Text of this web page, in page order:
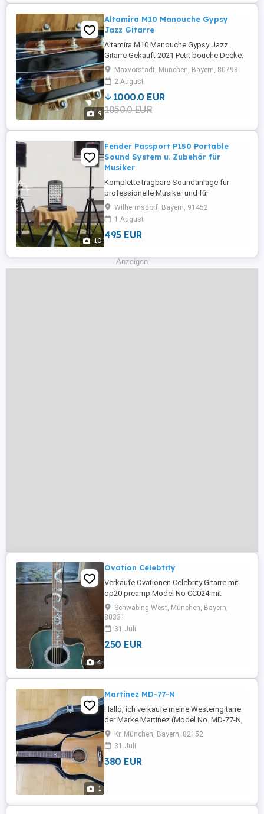
9
Altamira M10 Manouche Gypsy
Jazz Gitarre
Altamira M10 Manouche Gypsy Jazz
Gitarre Gekauft 2021 Petit bouche Decke:
Fichte massiv Boden und Zargen:
Mahagoni massiv Griffbrett: Ebenholz
Mensur: 670mm, 21 Bünde Neue Savarez-
Saiten Argentine (010) dazu Inclusive
Gewa Prestige Arched Top Koffer Wenig
Maxvorstadt, München, Bayern, 80798
2 August
1000.0 EUR
1050.0 EUR
10
Fender Passport P150 Portable
Sound System u. Zubehör für
Musiker
Komplette tragbare Soundanlage für
professionelle Musiker und für
Hauskonzerte. Das Fender Passport ist in
weniger als 5 Minuten einsatzbereit. Das
P-150 von Fender Pro Audio ist das
Nonplusultra unter den tragbaren
12,9 kg und umfasst einen
leistungsstarken 4-Kanal-Stereo-
Wilhermsdorf, Bayern, 91452
1 August
495 EUR
Anzeigen
4
Ovation Celebtity
Verkaufe Ovationen Celebrity Gitarre mit
op20 preamp Model No CC024 mit
Gigbag, ein Gurt und Batterie für den
Premium
Schwabing-West, München, Bayern,
80331
31 Juli
250 EUR
1
Martinez MD-77-N
Hallo, ich verkaufe meine Westerngitarre
der Marke Martinez (Model No. MD-77-N,
made in Korea). Die Gitarre hat neu 595,-
Euro gekostet und ist tadellos in Ordnung,
ohne Kratzer oder Lackschäden. Die
Gitarre wird mit Case angeboten. Bei
Kr. München, Bayern, 82152
31 Juli
380 EUR